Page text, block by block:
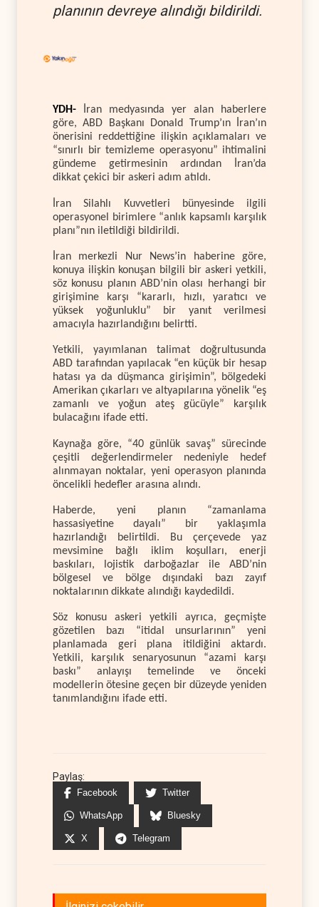
planının devreye alındığı bildirildi.
YDH-
İran medyasında yer alan haberlere
göre, ABD Başkanı Donald Trump’ın İran’ın
önerisini reddettiğine ilişkin açıklamaları ve
“sınırlı bir temizleme operasyonu” ihtimalini
gündeme getirmesinin ardından İran’da
dikkat çekici bir askeri adım atıldı.
İran Silahlı Kuvvetleri bünyesinde ilgili
operasyonel birimlere “anlık kapsamlı karşılık
planı”nın iletildiği bildirildi.
İran merkezli Nur News’in haberine göre,
konuya ilişkin konuşan bilgili bir askeri yetkili,
söz konusu planın ABD’nin olası herhangi bir
girişimine karşı “kararlı, hızlı, yaratıcı ve
yüksek yoğunluklu” bir yanıt verilmesi
amacıyla hazırlandığını belirtti.
Yetkili, yayımlanan talimat doğrultusunda
ABD tarafından yapılacak “en küçük bir hesap
hatası ya da düşmanca girişimin”, bölgedeki
Amerikan çıkarları ve altyapılarına yönelik “eş
zamanlı ve yoğun ateş gücüyle” karşılık
bulacağını ifade etti.
Kaynağa göre, “40 günlük savaş” sürecinde
çeşitli değerlendirmeler nedeniyle hedef
alınmayan noktalar, yeni operasyon planında
öncelikli hedefler arasına alındı.
Haberde, yeni planın “zamanlama
hassasiyetine dayalı” bir yaklaşımla
hazırlandığı belirtildi. Bu çerçevede yaz
mevsimine bağlı iklim koşulları, enerji
baskıları, lojistik darboğazlar ile ABD’nin
bölgesel ve bölge dışındaki bazı zayıf
noktalarının dikkate alındığı kaydedildi.
Söz konusu askeri yetkili ayrıca, geçmişte
gözetilen bazı “itidal unsurlarının” yeni
planlamada geri plana itildiğini aktardı.
Yetkili, karşılık senaryosunun “azami karşı
baskı” anlayışı temelinde ve önceki
modellerin ötesine geçen bir düzeyde yeniden
tanımlandığını ifade etti.
Paylaş:
Facebook Twitter
WhatsApp Bluesky
X Telegram